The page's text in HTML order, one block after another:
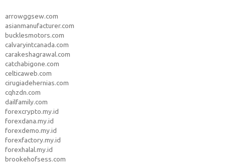
arrowggsew.com
asianmanufacturer.com
bucklesmotors.com
calvaryintcanada.com
carakeshagrawal.com
catchabigone.com
celticaweb.com
cirugiadehernias.com
cqhzdn.com
dailfamily.com
forexcrypto.my.id
forexdana.my.id
forexdemo.my.id
forexfactory.my.id
forexhalal.my.id
brookehofsess.com